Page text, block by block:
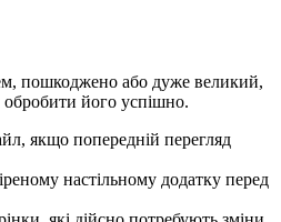
пошкоджено або дуже великий,
його успішно.
якщо попередній перегляд
настільному додатку перед